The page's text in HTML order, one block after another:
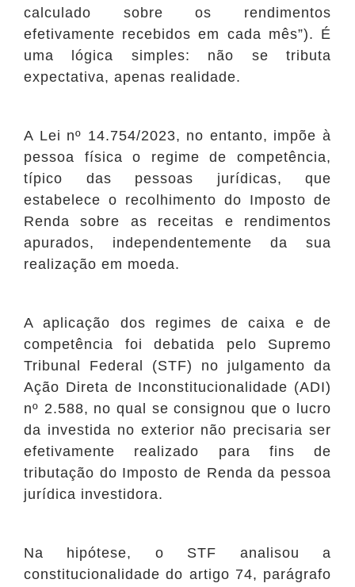
calculado sobre os rendimentos
efetivamente recebidos em cada mês”). É
uma lógica simples: não se tributa
expectativa, apenas realidade.
A Lei nº 14.754/2023, no entanto, impõe à
pessoa física o regime de competência,
típico das pessoas jurídicas, que
estabelece o recolhimento do Imposto de
Renda sobre as receitas e rendimentos
apurados, independentemente da sua
realização em moeda.
A aplicação dos regimes de caixa e de
competência foi debatida pelo Supremo
Tribunal Federal (STF) no julgamento da
Ação Direta de Inconstitucionalidade (ADI)
nº 2.588, no qual se consignou que o lucro
da investida no exterior não precisaria ser
efetivamente realizado para fins de
tributação do Imposto de Renda da pessoa
jurídica investidora.
Na hipótese, o STF analisou a
constitucionalidade do artigo 74, parágrafo